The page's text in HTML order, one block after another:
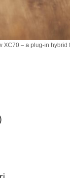
XC70 – a plug-in hybrid